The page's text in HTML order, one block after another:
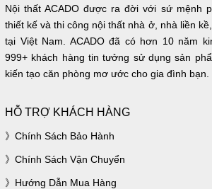
Nội thất ACADO được ra đời với sứ mệnh
thiết kế và thi công nội thất nhà ở, nhà liền
tại Việt Nam. ACADO đã có hơn 10 năm
999+ khách hàng tin tưởng sử dụng sản
kiến tạo căn phòng mơ ước cho gia đình bạn.
HỖ TRỢ KHÁCH HÀNG
Chính Sách Bảo Hành
Chính Sách Vận Chuyển
Hướng Dẫn Mua Hàng